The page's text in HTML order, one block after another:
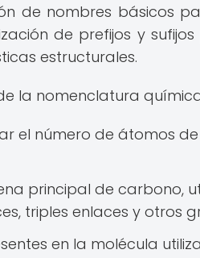
de nombres básicos
de prefijos y
estructurales.
la nomenclatura
el número de átomos
principal de carbono,
triples enlaces y otros
en la molécula